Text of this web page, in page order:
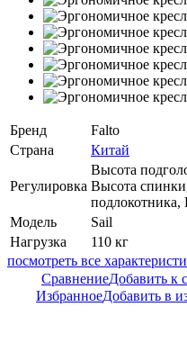
Бренд
Falto
Страна
Китай
Регулировка
Высота
Высота
подлокотника,
Модель
Sail
Нагрузка
110 кг
посмотреть все
СравнениеДобавить к
ИзбранноеДобавить в